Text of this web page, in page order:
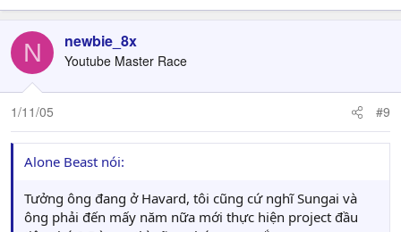
N newbie_8x
Youtube Master Race
1/11/05 #9
Alone Beast nói:
Tưởng ông đang ở Havard, tôi cũng cứ nghĩ Sungai và
ông phải đến mấy năm nữa mới thực hiện project đầu